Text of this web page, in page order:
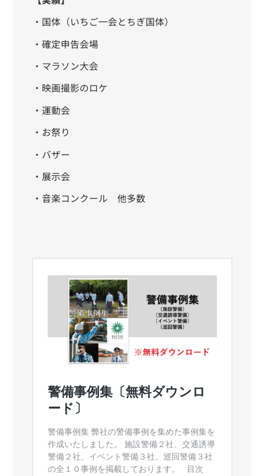
・国体（いちご一会とちぎ国体）
・確定申告会場
・マラソン大会
・映画撮影のロケ
・運動会
・お祭り
・バザー
・展示会
・音楽コンクール 他多数